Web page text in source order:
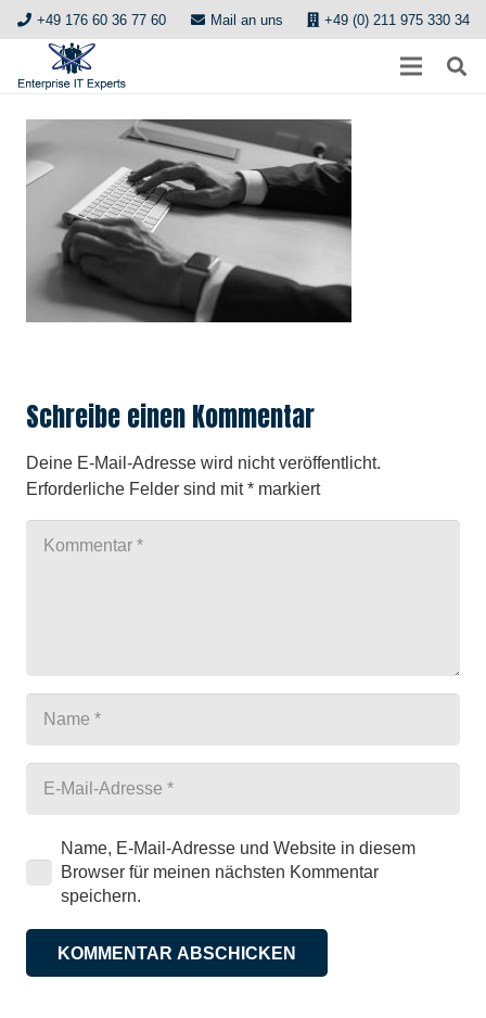
+49 176 60 36 77 60 Mail an uns +49 (0) 211 975 330 34
Schreibe einen Kommentar
Deine E-Mail-Adresse wird nicht veröffentlicht.
Erforderliche Felder sind mit* markiert
Name, E-Mail-Adresse und Website in diesem
Browser für meinen nächsten Kommentar
speichern.
KOMMENTAR ABSCHICKEN